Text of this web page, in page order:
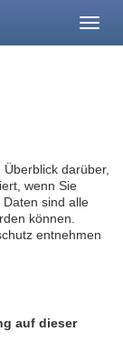
darüber,
wenn Sie
sind alle
können.
entnehmen
auf dieser